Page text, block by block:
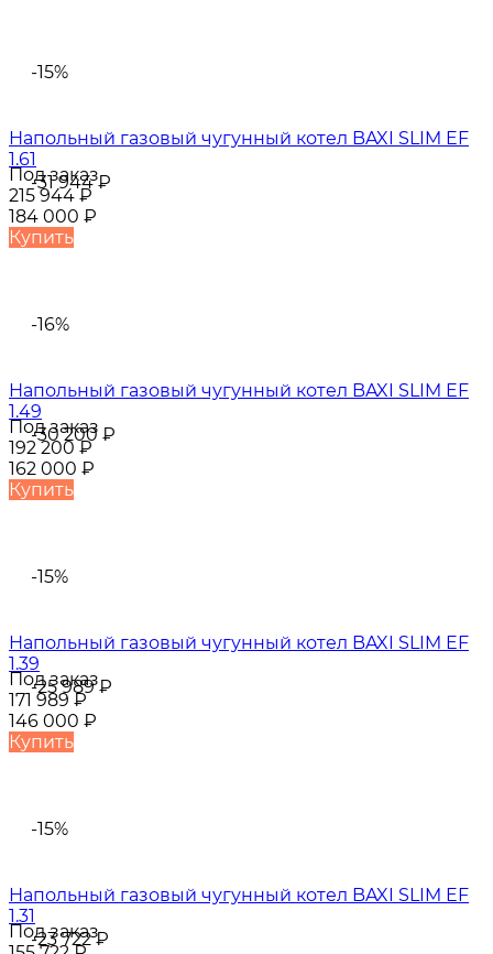
-15%
-31 944₽
Напольный газовый чугунный котел BAXI SLIM EF
1.61
Под заказ
215 944₽
184 000 ₽
Купить
-16%
-30 200 ₽
Напольный газовый чугунный котел BAXI SLIM EF
1.49
Под заказ
192 200₽
162 000 ₽
Купить
-15%
-25 989₽
Напольный газовый чугунный котел BAXI SLIM EF
1.39
Под заказ
171 989 ₽
146 000 ₽
Купить
-15%
-23 722₽
Напольный газовый чугунный котел BAXI SLIM EF
1.31
Под заказ